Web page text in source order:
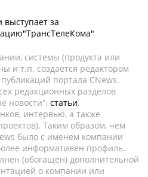
за
системы (продукта или
и т.п. создается редактором
портала CNews.
редакционных разделов
новости", статьи,
интервью, а также
Таким образом, чем
было с именем компании
информативен профиль.
(обогащен) дополнительной
о компании или